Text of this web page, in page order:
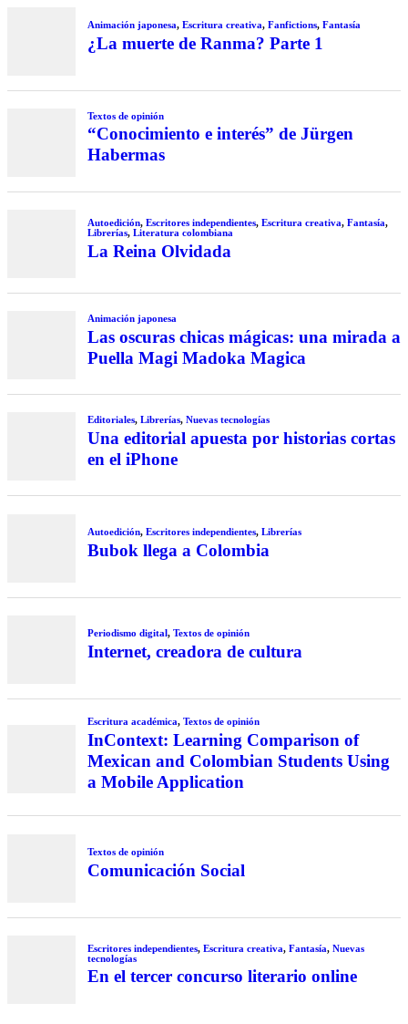
Animación japonesa, Escritura creativa, Fanfictions, Fantasía
¿La muerte de Ranma? Parte 1
Textos de opinión
“Conocimiento e interés” de Jürgen
Habermas
Autoedición, Escritores independientes, Escritura creativa, Fantasía,
Librerías, Literatura colombiana
La Reina Olvidada
Animación japonesa
Las oscuras chicas mágicas: una mirada a
Puella Magi Madoka Magica
Editoriales, Librerías, Nuevas tecnologías
Una editorial apuesta por historias cortas
en el iPhone
Autoedición, Escritores independientes, Librerías
Bubok llega a Colombia
Periodismo digital, Textos de opinión
Internet, creadora de cultura
Escritura académica, Textos de opinión
InContext: Learning Comparison of
Mexican and Colombian Students Using
a Mobile Application
Textos de opinión
Comunicación Social
Escritores independientes, Escritura creativa, Fantasía, Nuevas
tecnologías
En el tercer concurso literario online